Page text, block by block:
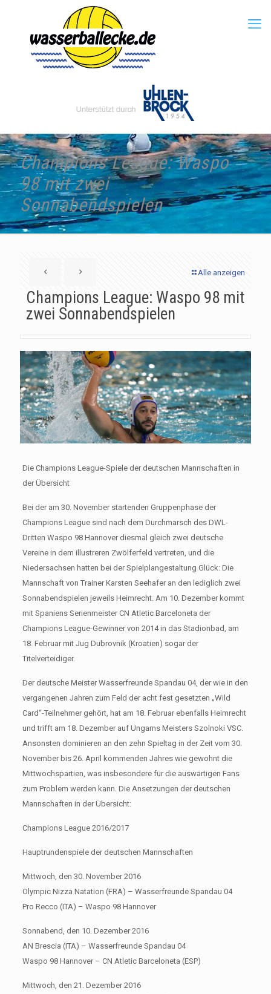
Champions League: Waspo
98 mit zwei
Sonnabendspielen
Alle anzeigen
Champions League: Waspo 98 mit
zwei Sonnabendspielen
Die Champions League-Spiele der deutschen Mannschaften in
der Übersicht
Bei der am 30. November startenden Gruppenphase der
Champions League sind nach dem Durchmarsch des DWL-
Dritten Waspo 98 Hannover diesmal gleich zwei deutsche
Vereine in dem illustreren Zwölferfeld vertreten, und die
Niedersachsen hatten bei der Spielplangestaltung Glück: Die
Mannschaft von Trainer Karsten Seehafer an den lediglich zwei
Sonnabendspielen jeweils Heimrecht. Am 10. Dezember kommt
mit Spaniens Serienmeister CN Atletic Barceloneta der
Champions League-Gewinner von 2014 in das Stadionbad, am
18. Februar mit Jug Dubrovnik (Kroatien) sogar der
Titelverteidiger.
Der deutsche Meister Wasserfreunde Spandau 04, der wie in den
vergangenen Jahren zum Feld der acht fest gesetzten „Wild
Card“-Teilnehmer gehört, hat am 18. Februar ebenfalls Heimrecht
und trifft am 18. Dezember auf Ungarns Meisters Szolnoki VSC.
Ansonsten dominieren an den zehn Spieltag in der Zeit vom 30.
November bis 26. April kommenden Jahres wie gewohnt die
Mittwochspartien, was insbesondere für die auswärtigen Fans
zum Problem werden kann. Die Ansetzungen der deutschen
Mannschaften in der Übersicht:
Champions League 2016/2017
Hauptrundenspiele der deutschen Mannschaften
Mittwoch, den 30. November 2016
Olympic Nizza Natation (FRA) – Wasserfreunde Spandau 04
Pro Recco (ITA) – Waspo 98 Hannover
Sonnabend, den 10. Dezember 2016
AN Brescia (ITA) – Wasserfreunde Spandau 04
Waspo 98 Hannover – CN Atletic Barceloneta (ESP)
Mittwoch, den 21. Dezember 2016